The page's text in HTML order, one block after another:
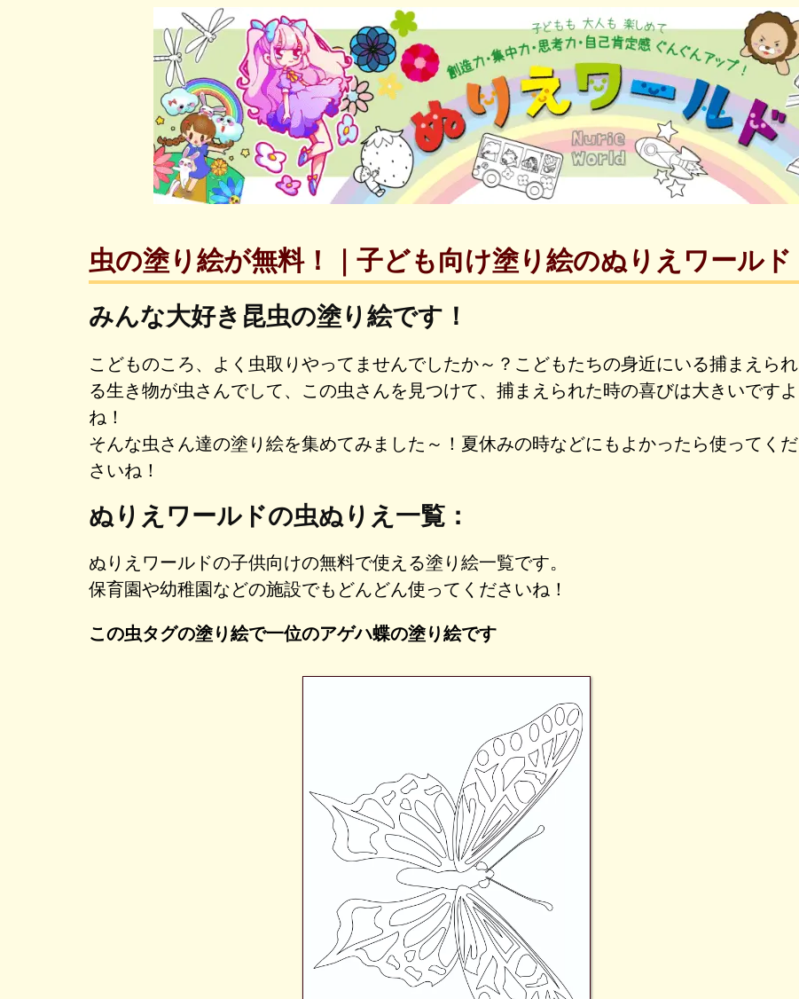
虫の塗り絵が無料！｜子ども向け塗り絵のぬりえワールド
みんな大好き昆虫の塗り絵です！
こどものころ、よく虫取りやってませんでしたか～？こどもたちの身近にいる捕まえられ
る生き物が虫さんでして、この虫さんを見つけて、捕まえられた時の喜びは大きいですよ
ね！
そんな虫さん達の塗り絵を集めてみました～！夏休みの時などにもよかったら使ってくだ
さいね！
ぬりえワールドの虫ぬりえ一覧：
ぬりえワールドの子供向けの無料で使える塗り絵一覧です。
保育園や幼稚園などの施設でもどんどん使ってくださいね！
この虫タグの塗り絵で一位のアゲハ蝶の塗り絵です